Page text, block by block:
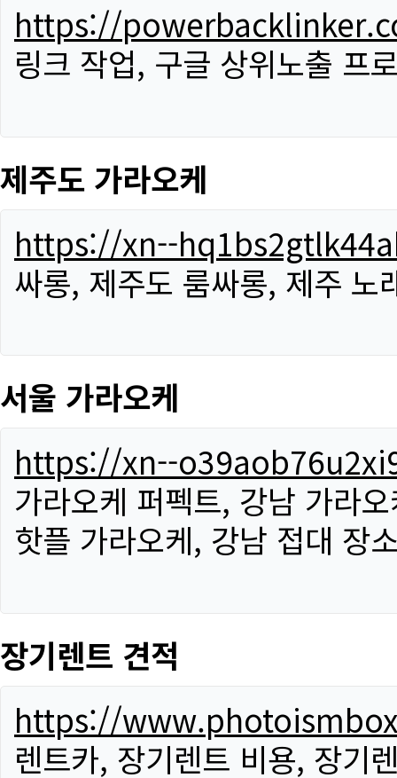
https://
링크 작업, 구글 상위노출 프
제주도 가라오케
https://xn--
싸롱, 제주도 룸싸롱, 제주 노
서울 가라오케
https://xn--
가라오케 퍼펙트, 강남 가라
핫플 가라오케, 강남 접대 장
장기렌트 견적
https://
렌트카, 장기렌트 비용, 장기